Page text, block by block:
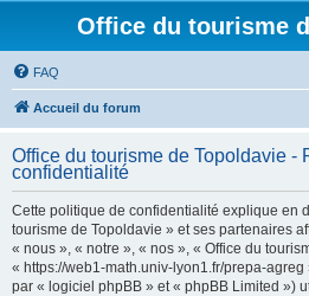
Office du tourisme
FAQ
Accueil du forum
Office du tourisme de Topoldavie -
confidentialité
Cette politique de confidentialité explique en
tourisme de Topoldavie » et ses partenaires
« nous », « notre », « nos », « Office du
« https://web1-math.univ-lyon1.fr/prepa-
par « logiciel phpBB » et « phpBB Limited »)